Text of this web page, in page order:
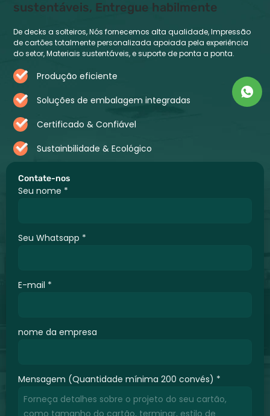
Contate-nos
Seu nome *
Seu Whatsapp *
E-mail *
nome da empresa
Mensagem (Quantidade mínima 200 convés) *
sustentáveis, Entregue habilmente
De decks a solteiros, Nós fornecemos alta qualidade, Impressão
de cartões totalmente personalizada apoiada pela experiência
do setor, Materiais sustentáveis, e suporte de ponta a ponta.
Produção eficiente
Soluções de embalagem integradas
Certificado & Confiável
Sustainbilidade & Ecológico